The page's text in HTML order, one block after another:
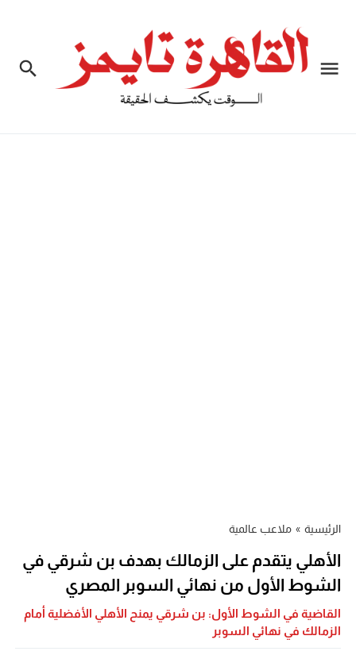
الرئيسية » ملاعب عالمية
الأهلي يتقدم على الزمالك بهدف بن شرقي في
الشوط الأول من نهائي السوبر المصري
القاضية في الشوط الأول: بن شرقي يمنح الأهلي الأفضلية أمام
الزمالك في نهائي السوبر